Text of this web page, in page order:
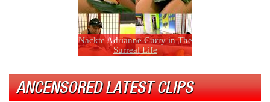
Nackte Adrianne Curry in The
Surreal Life
ANCENSORED LATEST CLIPS